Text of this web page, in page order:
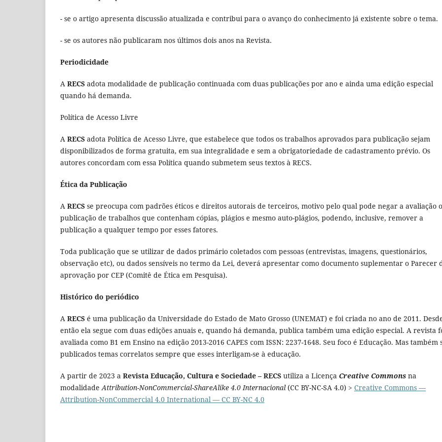
- se o artigo apresenta discussão atualizada e contribui para o avanço do conhecimento já existente sobre o tema.
- se os autores não publicaram nos últimos dois anos na Revista.
Periodicidade
A RECS adota modalidade de publicação continuada com duas publicações por ano e ainda uma edição especial
quando há demanda.
Política de Acesso Livre
A RECS adota Política de Acesso Livre, que estabelece que todos os trabalhos aprovados para publicação sejam
disponibilizados de forma gratuita, em sua integralidade e sem a obrigatoriedade de cadastramento prévio. Os
autores concordam com essa Política quando submetem seus textos à RECS.
Ética da Publicação
A RECS se preocupa com padrões éticos e direitos autorais de terceiros, motivo pelo qual pode negar a avaliação
publicação de trabalhos que contenham cópias, plágios e mesmo auto-plágios, podendo, inclusive, remover a
publicação a qualquer tempo por esses fatores.
Toda publicação que se utilizar de dados primário coletados com pessoas (entrevistas, imagens, questionários,
observação etc), ou dados sensíveis no termo da Lei, deverá apresentar como documento suplementar o Parecer
aprovação por CEP (Comitê de Ética em Pesquisa).
Histórico do periódico
A RECS é uma publicação da Universidade do Estado de Mato Grosso (UNEMAT) e foi criada no ano de 2011.
então ela segue com duas edições anuais e, quando há demanda, publica também uma edição especial. A revista
avaliada como B1 em Ensino na edição 2013-2016 CAPES com ISSN: 2237-1648. Seu foco é Educação. Mas também
publicados temas correlatos sempre que esses interligam-se à educação.
A partir de 2023 a Revista Educação, Cultura e Sociedade – RECS utiliza a Licença Creative Commons na
modalidadeAttribution-NonCommercial-ShareAlike 4.0 Internacional (CC BY-NC-SA 4.0) > Creative Commons —
Attribution-NonCommercial 4.0 International — CC BY-NC 4.0